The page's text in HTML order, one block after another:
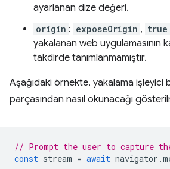
ayarlanan dize değeri.
origin : exposeOrigin , true
yakalanan web uygulamasının
takdirde tanımlanmamıştır.
Aşağıdaki örnekte, yakalama işleyici
parçasından nasıl okunacağı
// Prompt the user to capture
const stream = await navigator .